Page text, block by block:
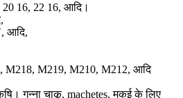
16, 22 16, आदि।
आदि,
M218, M219, M210, M212, आदि
गन्ना चाकू, machetes, मकई के लिए